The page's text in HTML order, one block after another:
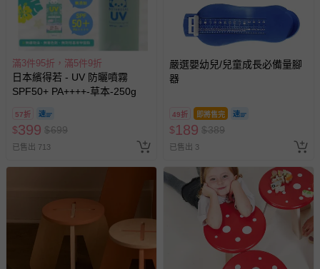
滿3件95折，滿5件9折
日本繽得若 - UV 防曬噴霧
SPF50+ PA++++-草本-250g
57折
$399 $699
已售出 713
嚴選嬰幼兒/兒童成長必備量腳
器
49折 即將售完
$189 $389
已售出 3